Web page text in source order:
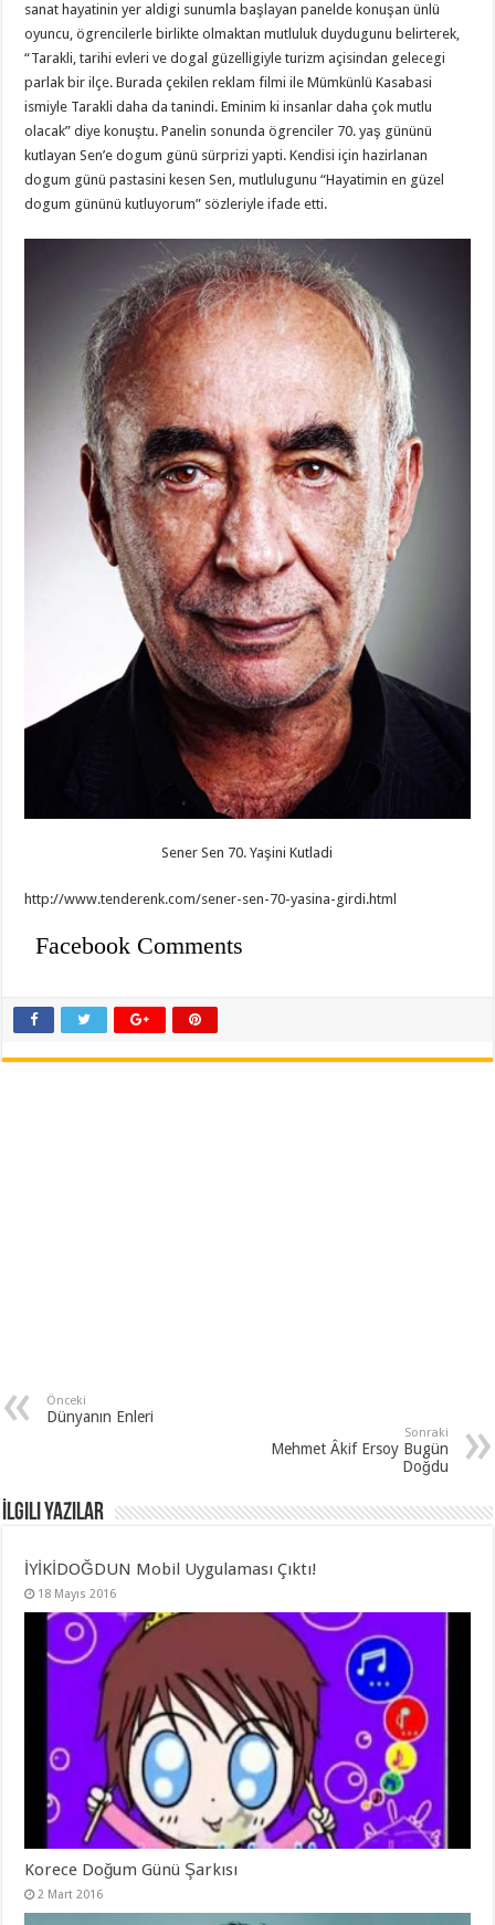
sanat hayatinin yer aldigi sunumla başlayan panelde konuşan ünlü
oyuncu, ögrencilerle birlikte olmaktan mutluluk duydugunu belirterek,
“Tarakli, tarihi evleri ve dogal güzelligiyle turizm açisindan gelecegi
parlak bir ilçe. Burada çekilen reklam filmi ile Mümkünlü Kasabasi
ismiyle Tarakli daha da tanindi. Eminim ki insanlar daha çok mutlu
olacak” diye konuştu. Panelin sonunda ögrenciler 70. yaş gününü
kutlayan Sen’e dogum günü sürprizi yapti. Kendisi için hazirlanan
dogum günü pastasini kesen Sen, mutlulugunu “Hayatimin en güzel
dogum gününü kutluyorum” sözleriyle ifade etti.
Sener Sen 70. Yaşini Kutladi
http://www.tenderenk.com/sener-sen-70-yasina-girdi.html
Facebook Comments
Önceki
Dünyanın Enleri
Sonraki
Mehmet Âkif Ersoy Bugün
Doğdu
İlgili Yazılar
İYİKİDOĞDUN Mobil Uygulaması Çıktı!
18 Mayıs 2016
Korece Doğum Günü Şarkısı
2 Mart 2016